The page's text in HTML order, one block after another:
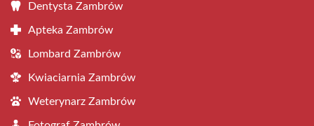
Dentysta Zambrów
Apteka Zambrów
Lombard Zambrów
Kwiaciarnia Zambrów
Weterynarz Zambrów